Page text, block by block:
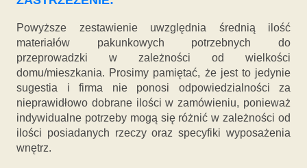
Powyższe zestawienie uwzględnia średnią ilość
materiałów pakunkowych potrzebnych do
przeprowadzki w zależności od wielkości
domu/mieszkania. Prosimy pamiętać, że jest to jedynie
sugestia i firma nie ponosi odpowiedzialności za
nieprawidłowo dobrane ilości w zamówieniu, ponieważ
indywidualne potrzeby mogą się różnić w zależności od
ilości posiadanych rzeczy oraz specyfiki wyposażenia
wnętrz.